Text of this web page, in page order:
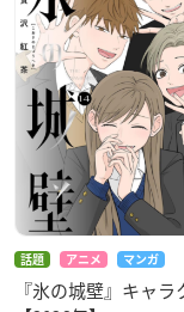
話題 アニメ マンガ
『氷の城壁』キャ